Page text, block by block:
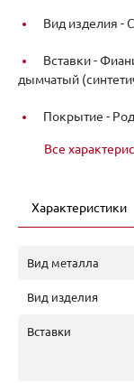
Вид изделия -
Вставки -
дымчатый
Покрытие -
Все
Характеристики
Вид металла
Вид изделия
Вставки